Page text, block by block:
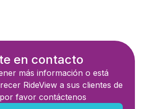
en contacto
más información o está
RideView a sus clientes de
favor contáctenos